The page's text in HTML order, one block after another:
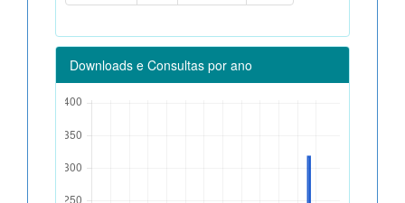
Downloads e Consultas por ano